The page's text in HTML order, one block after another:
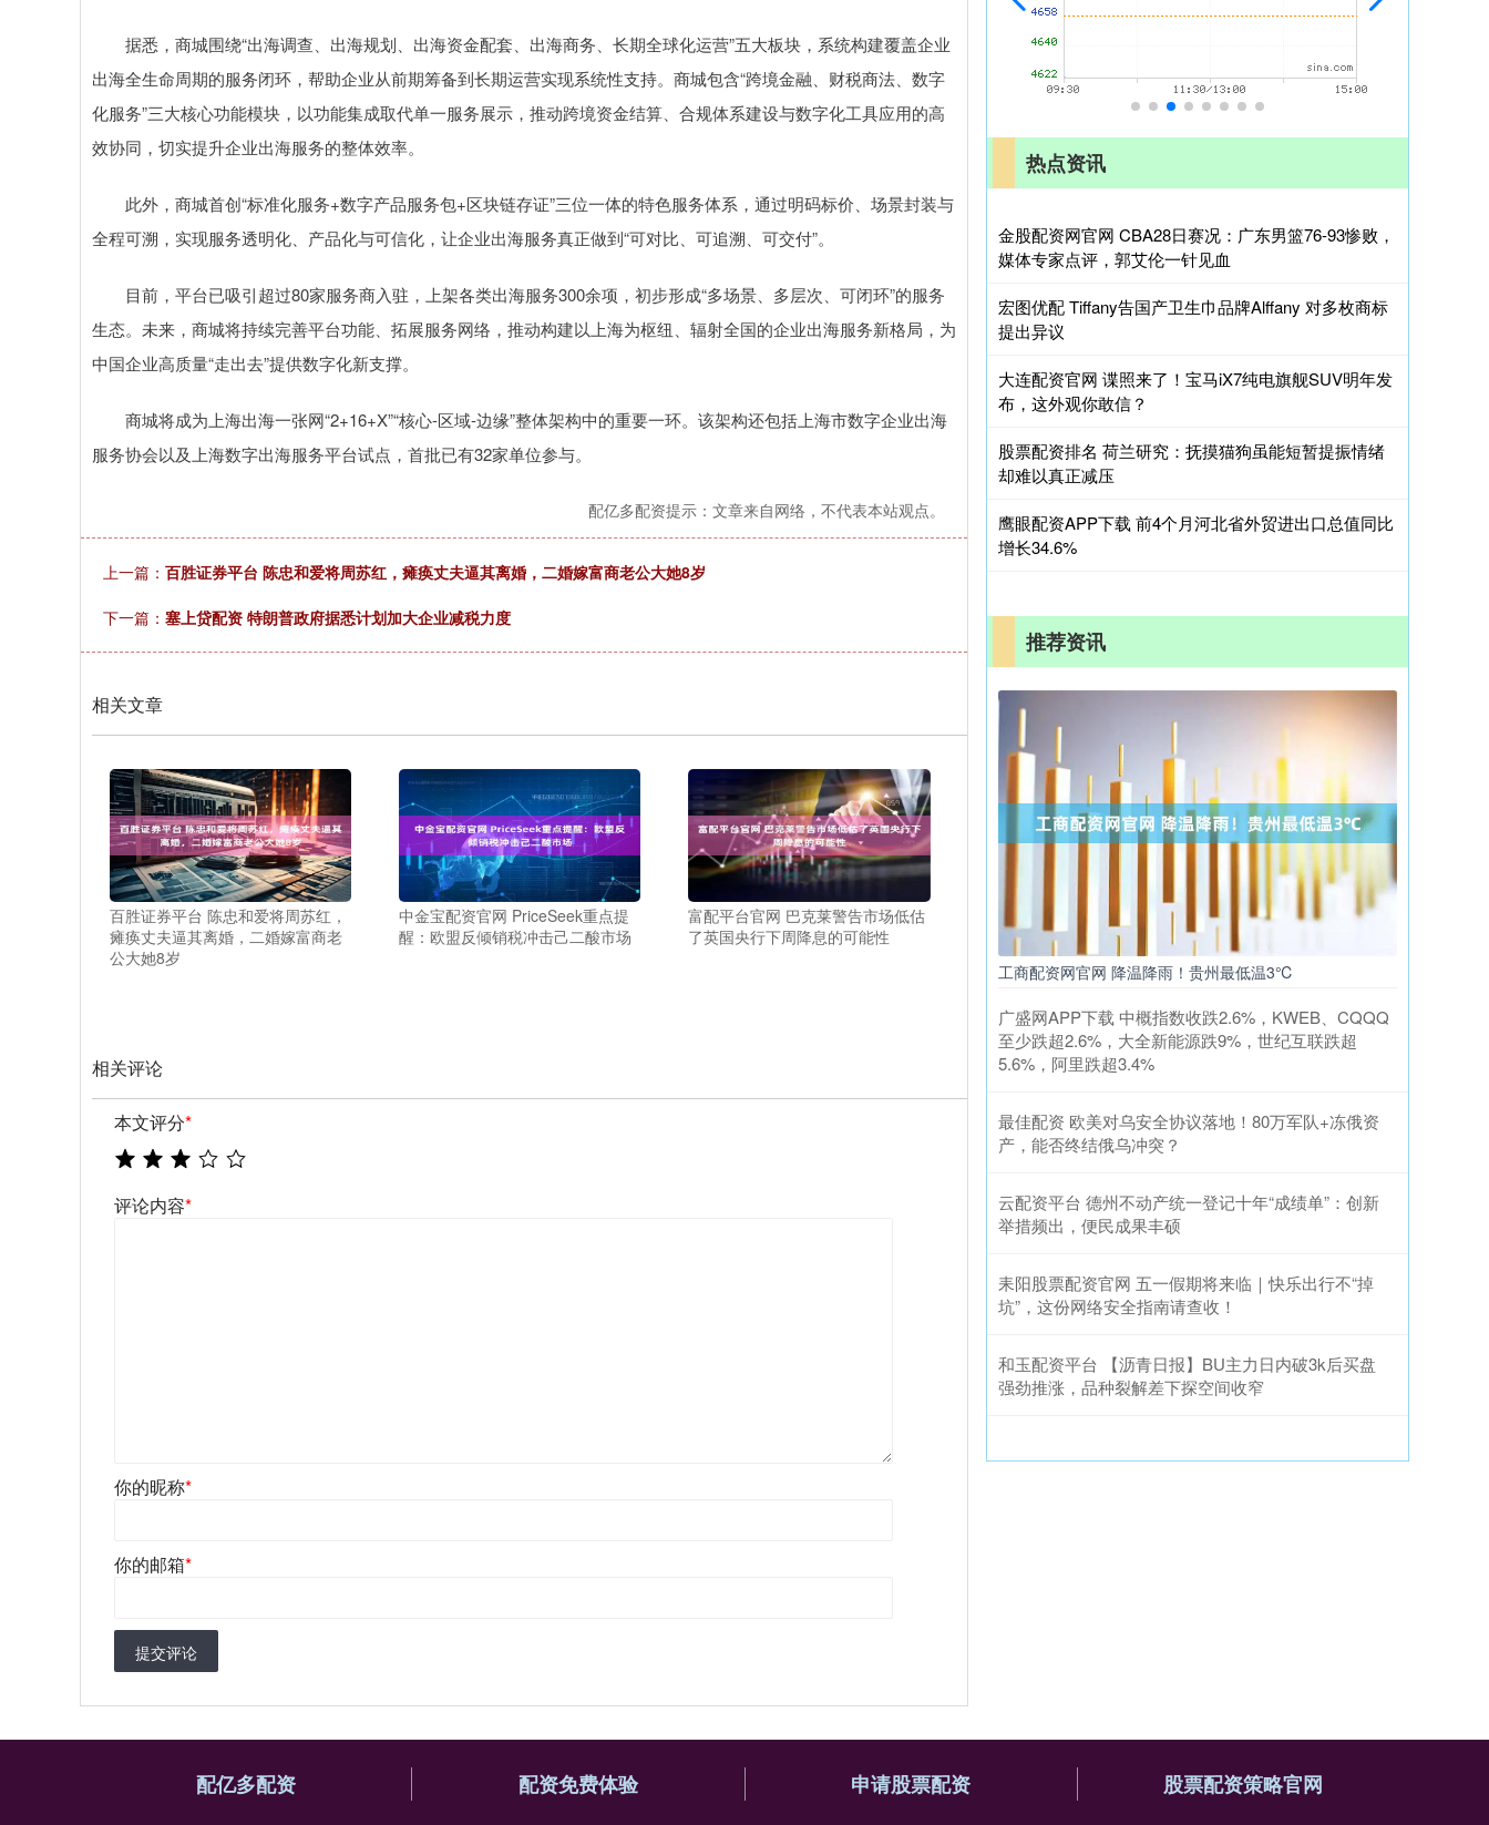
据悉，商城围绕“出海调查、出海规划、出海资金配套、出海商务、长期全球化运营”五大板块，系统构建覆盖企业
出海全生命周期的服务闭环，帮助企业从前期筹备到长期运营实现系统性支持。商城包含“跨境金融、财税商法、数字
化服务”三大核心功能模块，以功能集成取代单一服务展示，推动跨境资金结算、合规体系建设与数字化工具应用的高
效协同，切实提升企业出海服务的整体效率。
此外，商城首创“标准化服务+数字产品服务包+区块链存证”三位一体的特色服务体系，通过明码标价、场景封装与
全程可溯，实现服务透明化、产品化与可信化，让企业出海服务真正做到“可对比、可追溯、可交付”。
目前，平台已吸引超过80家服务商入驻，上架各类出海服务300余项，初步形成“多场景、多层次、可闭环”的服务
生态。未来，商城将持续完善平台功能、拓展服务网络，推动构建以上海为枢纽、辐射全国的企业出海服务新格局，为
中国企业高质量“走出去”提供数字化新支撑。
商城将成为上海出海一张网“2+16+X”“核心-区域-边缘”整体架构中的重要一环。该架构还包括上海市数字企业出海
服务协会以及上海数字出海服务平台试点，首批已有32家单位参与。
配亿多配资提示：文章来自网络，不代表本站观点。
上一篇： 百胜证券平台 陈忠和爱将周苏红，瘫痪丈夫逼其离婚，二婚嫁富商老公大她8岁
下一篇： 塞上贷配资 特朗普政府据悉计划加大企业减税力度
相关文章
百胜证券平台 陈忠和爱将周苏红，
瘫痪丈夫逼其离婚，二婚嫁富商老
公大她8岁
中金宝配资官网 PriceSeek重点提
醒：欧盟反倾销税冲击己二酸市场
富配平台官网 巴克莱警告市场低估
了英国央行下周降息的可能性
相关评论
本文评分*
评论内容*
你的昵称*
你的邮箱*
提交评论
热点资讯
金股配资网官网 CBA28日赛况：广东男篮76-93惨败，
媒体专家点评，郭艾伦一针见血
宏图优配 Tiffany告国产卫生巾品牌Alffany 对多枚商标
提出异议
大连配资官网 谍照来了！宝马iX7纯电旗舰SUV明年发
布，这外观你敢信？
股票配资排名 荷兰研究：抚摸猫狗虽能短暂提振情绪
却难以真正减压
鹰眼配资APP下载 前4个月河北省外贸进出口总值同比
增长34.6%
推荐资讯
工商配资网官网 降温降雨！贵州最低温3℃
广盛网APP下载 中概指数收跌2.6%，KWEB、CQQQ
至少跌超2.6%，大全新能源跌9%，世纪互联跌超
5.6%，阿里跌超3.4%
最佳配资 欧美对乌安全协议落地！80万军队+冻俄资
产，能否终结俄乌冲突？
云配资平台 德州不动产统一登记十年“成绩单”：创新
举措频出，便民成果丰硕
耒阳股票配资官网 五一假期将来临｜快乐出行不“掉
坑”，这份网络安全指南请查收！
和玉配资平台 【沥青日报】BU主力日内破3k后买盘
强劲推涨，品种裂解差下探空间收窄
配亿多配资 配资免费体验 申请股票配资 股票配资策略官网